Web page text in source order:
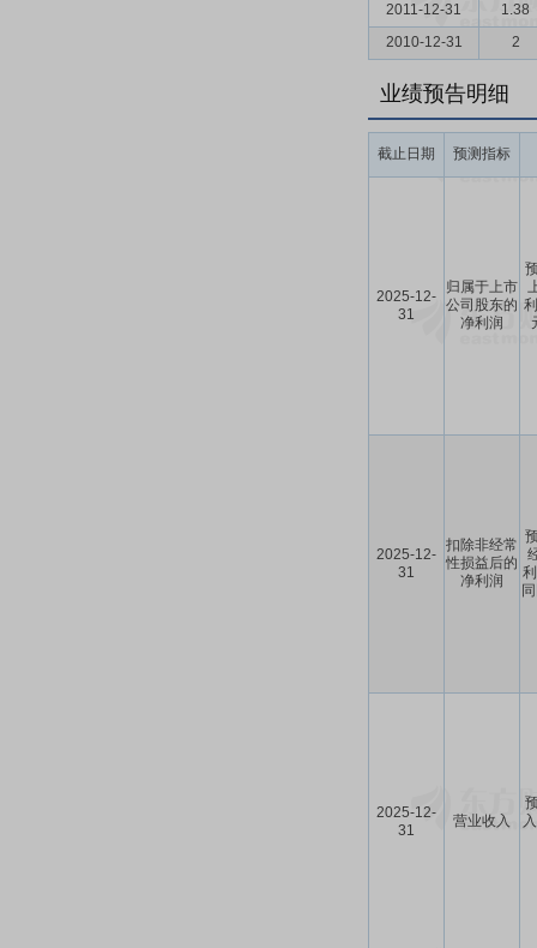
2011-12-31
1.38
2010-12-31
2
业绩预告明细
截止日期 预测指标
2025-12-
31
归属于上市
公司股东的
净利润
2025-12-
31
扣除非经常
性损益后的
净利润
2025-12-
31
营业收入